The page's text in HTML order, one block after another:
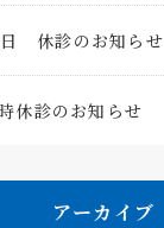
休診のお知らせ
休診のお知らせ
アーカイブ